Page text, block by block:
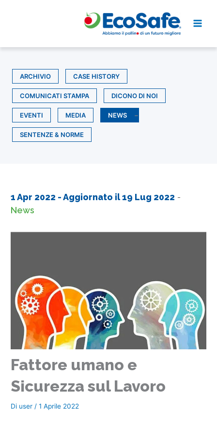
ARCHIVIO CASE HISTORY
COMUNICATI STAMPA DICONO DI NOI
EVENTI MEDIA NEWS
SENTENZE & NORME
1 Apr 2022 - Aggiornato il19 Lug 2022 -
News
Fattore umano e
Sicurezza sul Lavoro
Di user/1 Aprile 2022